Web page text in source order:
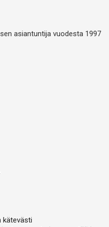
asiantuntija vuodesta 1997
kätevästi